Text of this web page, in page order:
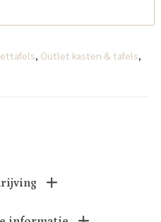
, Outlet kasten & tafels,